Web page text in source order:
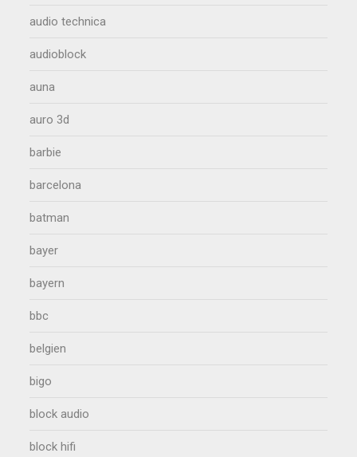
audio technica
audioblock
auna
auro 3d
barbie
barcelona
batman
bayer
bayern
bbc
belgien
bigo
block audio
block hifi